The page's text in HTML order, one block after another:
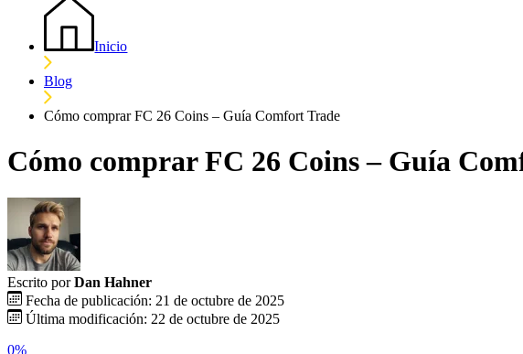
Inicio
Blog
Cómo comprar FC 26 Coins – Guía Comfort Trade
Cómo comprar FC 26 Coins – Guía
Escrito por Dan Hahner
Fecha de publicación: 21 de octubre de 2025
Última modificación: 22 de octubre de 2025
0%